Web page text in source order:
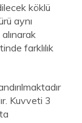
köklü
aynı
farklılık
Kuvveti 3